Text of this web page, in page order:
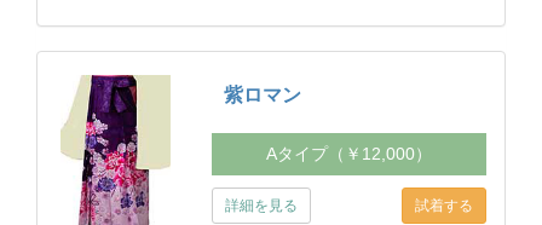
紫ロマン
Aタイプ（￥12,000）
詳細を見る